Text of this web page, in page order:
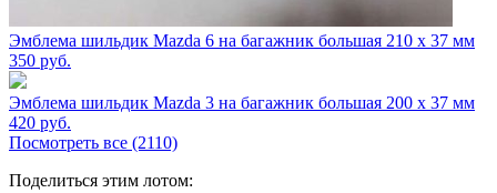
Эмблема шильдик Mazda 6 на багажник большая 210 х 37 мм
350 руб.
Эмблема шильдик Mazda 3 на багажник большая 200 х 37 мм
420 руб.
Посмотреть все (2110)
Поделиться этим лотом: